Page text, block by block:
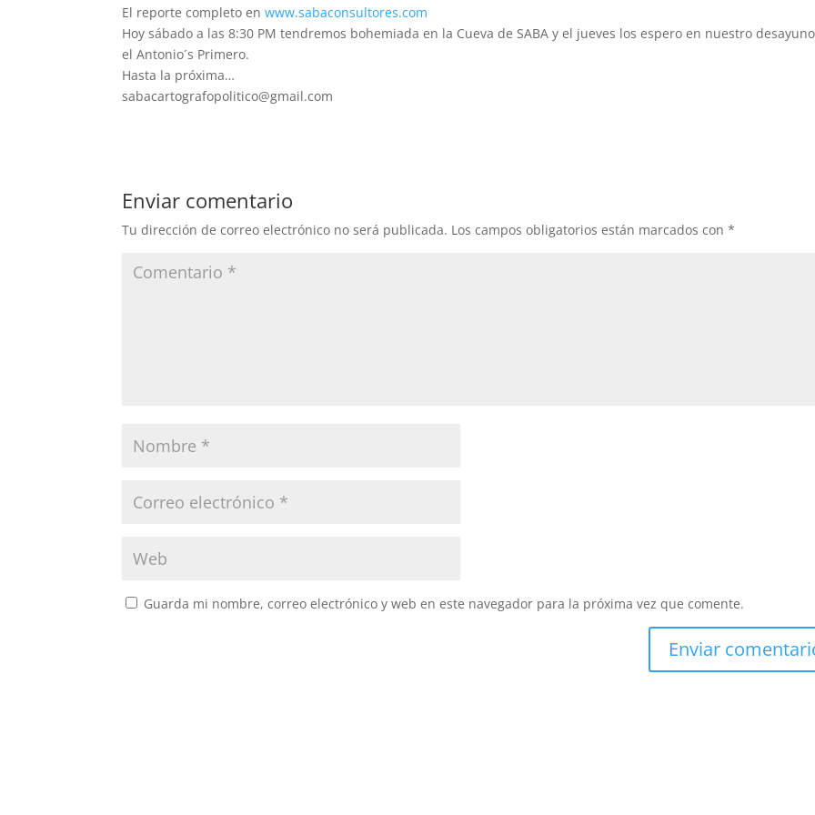
El reporte completo en www.sabaconsultores.com
Hoy sábado a las 8:30 PM tendremos bohemiada en la Cueva de SABA y el jueves los espero en nuestro
el Antonio´s Primero.
Hasta la próxima…
sabacartografopolitico@gmail.com
Enviar comentario
Tu dirección de correo electrónico no será publicada. Los campos obligatorios están marcados con*
Guarda mi nombre, correo electrónico y web en este navegador para la próxima vez que comente.